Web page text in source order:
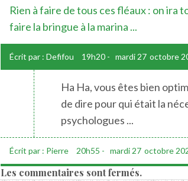
Rien à faire de tous ces fléaux : on ira
faire la bringue à la marina ...
Écrit par : Defifou 19h20- mardi 27 octobre
Ha Ha, vous êtes bien
de dire pour qui était la
psychologues ...
Écrit par : Pierre 20h55 - mardi 27 octobre
Les commentaires sont fermés.